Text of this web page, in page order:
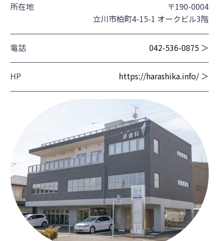
所在地
〒190-0004
立川市柏町4-15-1 オークビル3階
電話 042-536-0875 ＞
HP https://harashika.info/ ＞